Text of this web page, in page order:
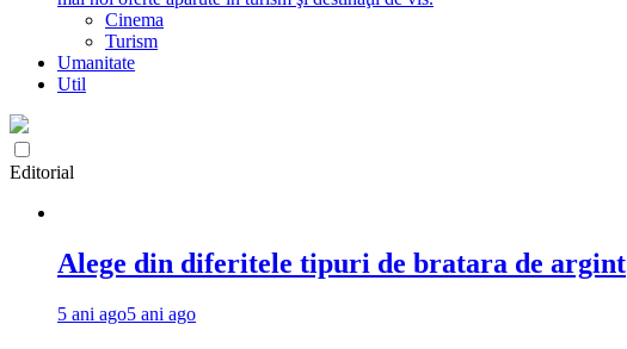
Cinema
Turism
Umanitate
Util
Editorial
Alege din diferitele tipuri de bratara de argint
5 ani ago5 ani ago